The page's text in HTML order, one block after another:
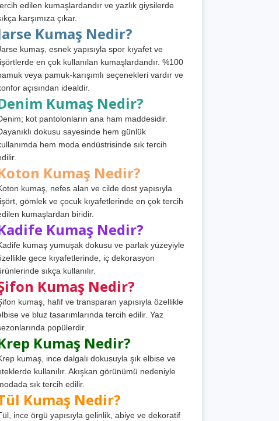
edilen kumaşlardandır ve yazlık giysilerde
karşımıza çıkar.
Kumaş Nedir?
kumaş, esnek yapısıyla spor kıyafet ve
en çok kullanılan kumaşlardandır. %100
veya pamuk-karışımlı seçenekleri vardır ve
açısından idealdir.
Kumaş Nedir?
kot pantolonların ana ham maddesidir.
dokusu sayesinde hem günlük
hem moda endüstrisinde sık tercih
Kumaş Nedir?
kumaş, nefes alan ve cilde dost yapısıyla
gömlek ve çocuk kıyafetlerinde en çok tercih
kumaşlardan biridir.
Kumaş Nedir?
kumaş yumuşak dokusu ve parlak yüzeyiyle
gece kıyafetlerinde, iç dekorasyon
sıkça kullanılır.
Kumaş Nedir?
kumaş, hafif ve transparan yapısıyla özellikle
ve bluz tasarımlarında tercih edilir. Yaz
popülerdir.
Kumaş Nedir?
kumaş, ince dalgalı dokusuyla şık elbise ve
kullanılır. Akışkan görünümü nedeniyle
sık tercih edilir.
Kumaş Nedir?
ince örgü yapısıyla gelinlik, abiye ve dekoratif